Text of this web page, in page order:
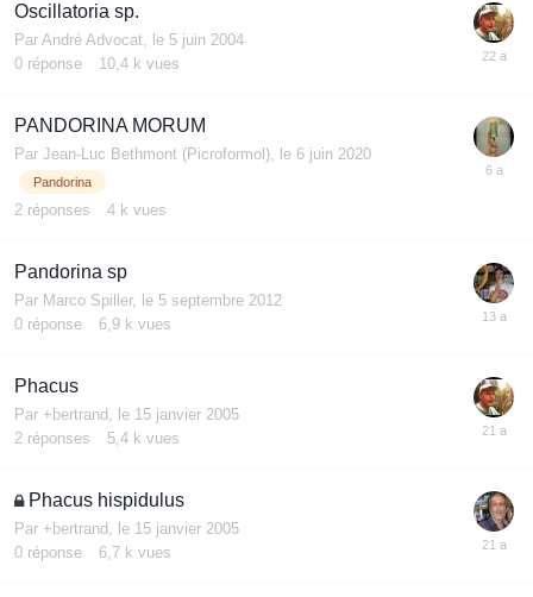
Oscillatoria sp.
Par André Advocat, le 5 juin 2004
0 réponse 10,4 k vues
PANDORINA MORUM
Par Jean-Luc Bethmont (Picroformol), le 6 juin 2020
Pandorina
2 réponses 4 k vues
Pandorina sp
Par Marco Spiller, le 5 septembre 2012
0 réponse 6,9 k vues
Phacus
Par +bertrand , le 15 janvier 2005
2 réponses 5,4 k vues
Phacus hispidulus
Par +bertrand , le 15 janvier 2005
0 réponse 6,7 k vues